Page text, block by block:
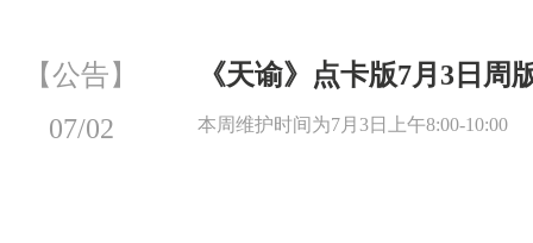
【公告】
07/02
《天谕》点卡版7月3日周
本周维护时间为7月3日上午8:00-10:00